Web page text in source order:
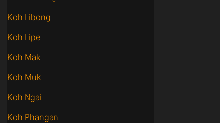
Koh Libong
Koh Lipe
Koh Mak
Koh Muk
Koh Ngai
Koh Phangan